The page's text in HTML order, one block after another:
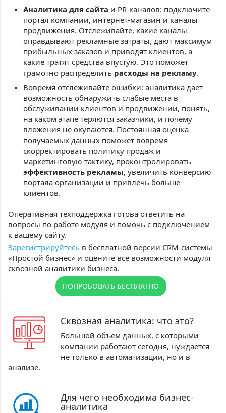
Аналитика для сайта и PR-каналов: подключите
портал компании, интернет-магазин и каналы
продвижения. Отслеживайте, какие каналы
оправдывают рекламные затраты, дают максимум
прибыльных заказов и приводят клиентов, а
какие тратят средства впустую. Это поможет
грамотно распределить расходы на рекламу.
Вовремя отслеживайте ошибки: аналитика дает
возможность обнаружить слабые места в
обслуживании клиентов и продвижении, понять,
на каком этапе теряются заказчики, и почему
вложения не окупаются. Постоянная оценка
получаемых данных поможет вовремя
скорректировать политику продаж и
маркетинговую тактику, проконтролировать
эффективность рекламы, увеличить конверсию
портала организации и привлечь больше
клиентов.
Оперативная техподдержка готова ответить на
вопросы по работе модуля и помочь с подключением
к вашему сайту.
Зарегистрируйтесь в бесплатной версии CRM-системы
«Простой бизнес» и оцените все возможности модуля
сквозной аналитики бизнеса.
ПОПРОБОВАТЬ БЕСПЛАТНО
Сквозная аналитика: что это?
Большой объем данных, с которыми
компании работают сегодня, нуждается
не только в автоматизации, но и в
анализе.
Для чего необходима бизнес-
аналитика